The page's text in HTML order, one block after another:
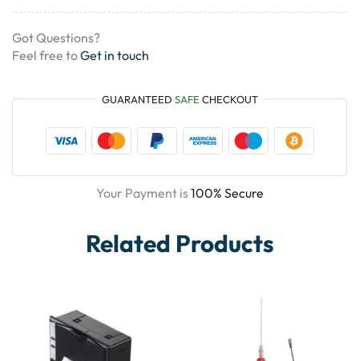
Got Questions?
Feel free toGet in touch
GUARANTEED SAFE CHECKOUT
Your Payment is100% Secure
Related Products